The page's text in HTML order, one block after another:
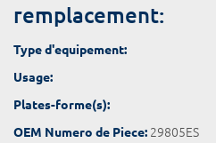
remplacement:
Type d'equipement:
Usage:
Plates-forme(s):
OEM Numero de Piece: 29805ES